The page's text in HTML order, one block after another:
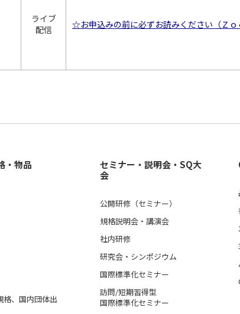
ライブ
配信
☆お申込みの前に必ずお読みください（Ｚ
・物品
格、国内団体出
セミナー・説明会・SQ大
会
公開研修（セミナー）
規格説明会・講演会
社内研修
研究会・シンポジウム
国際標準化セミナー
訪問/短期習得型
国際標準化セミナー